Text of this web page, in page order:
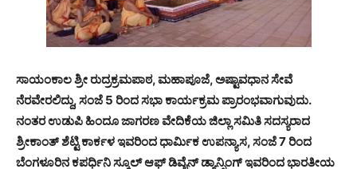
ಸಾಯಂಕಾಲ ಶ್ರೀ ರುದ್ರಕ್ರಮಪಾಠ, ಮಹಾಪೂಜೆ, ಅಷ್ಟಾವಧಾನ ಸೇವೆ
ನೆರವೇರಲಿದ್ದು, ಸಂಜೆ 5 ರಿಂದ ಸಭಾ ಕಾರ್ಯಕ್ರಮ ಪ್ರಾರಂಭವಾಗುವುದು.
ನಂತರ ಉಡುಪಿ ಹಿಂದೂ ಜಾಗರಣ ವೇದಿಕೆಯ ಜಿಲ್ಲಾ ಸಮಿತಿ ಸದಸ್ಯರಾದ
ಶ್ರೀಕಾಂತ್ ಶೆಟ್ಟಿ ಕಾರ್ಕಳ ಇವರಿಂದ ಧಾರ್ಮಿಕ ಉಪನ್ಯಾಸ, ಸಂಜೆ 7 ರಿಂದ
ಬೆಂಗಳೂರಿನ ಕಪರ್ಧಿನಿ ಸ್ಕೂಲ್ ಆಫ್ ಡಿವೈನ್ ಡ್ಯಾನ್ಸಿಂಗ್ ಇವರಿಂದ ಭಾರತೀಯ